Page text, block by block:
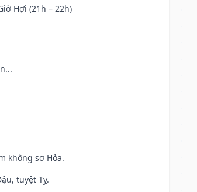
Hợi (21h – 22h)
không sợ Hỏa.
tuyệt Tỵ.